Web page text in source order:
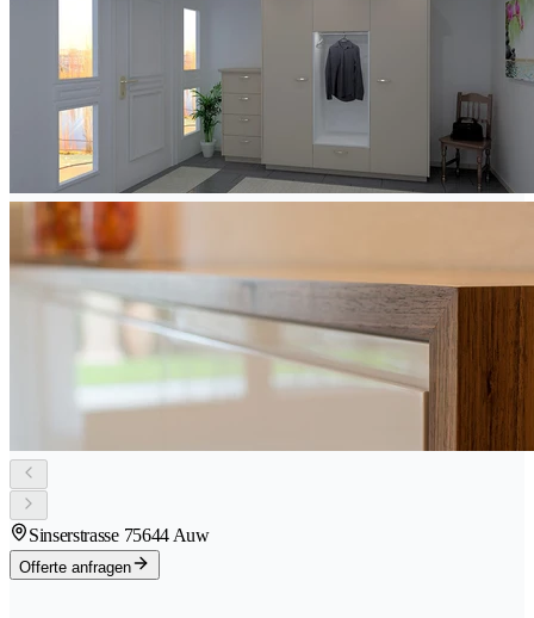
Sinserstrasse 75644 Auw
Offerte anfragen